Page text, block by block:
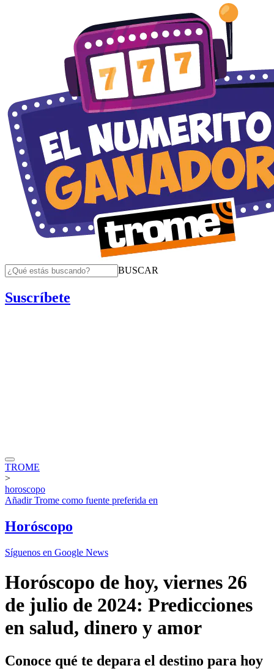
BUSCAR
Suscríbete
TROME
>
horoscopo
AñadirTrome como fuente preferida en
Horóscopo
Síguenos en Google News
Horóscopo de hoy, viernes 26
de julio de 2024: Predicciones
en salud, dinero y amor
Conoce qué te depara el destino para hoy